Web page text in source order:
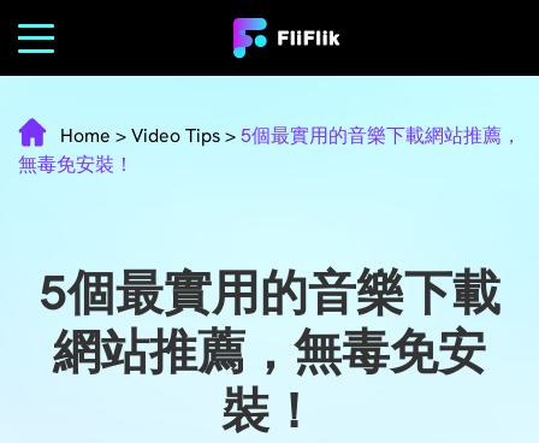
Home >Video Tips>5個最實用的音樂下載網站推薦，
無毒免安裝！
5個最實用的音樂下載
網站推薦，無毒免安
裝！